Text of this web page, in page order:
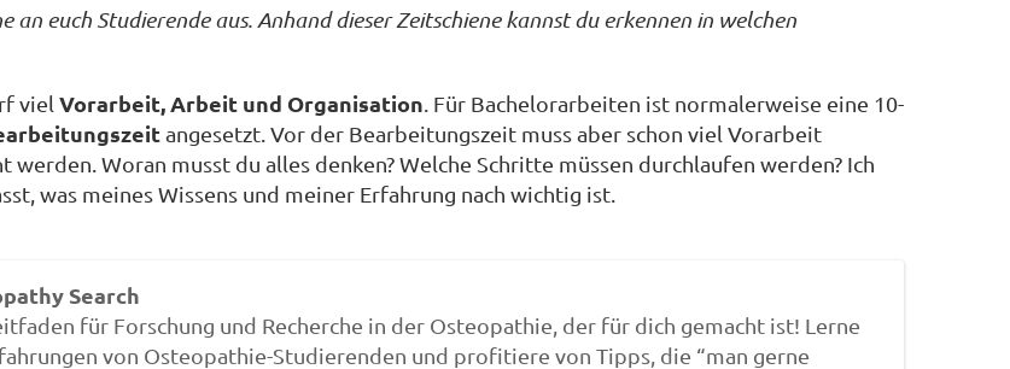
euch Studierende aus. Anhand dieser Zeitschiene kannst du erkennen in welchen
viel Vorarbeit, Arbeit und Organisation . Für Bachelorarbeiten ist normalerweise eine 10-
angesetzt. Vor der Bearbeitungszeit muss aber schon viel Vorarbeit
Woran musst du alles denken? Welche Schritte müssen durchlaufen werden? Ich
was meines Wissens und meiner Erfahrung nach wichtig ist.
Search
für Forschung und Recherche in der Osteopathie, der für dich gemacht ist! Lerne
von Osteopathie-Studierenden und profitiere von Tipps, die “man gerne